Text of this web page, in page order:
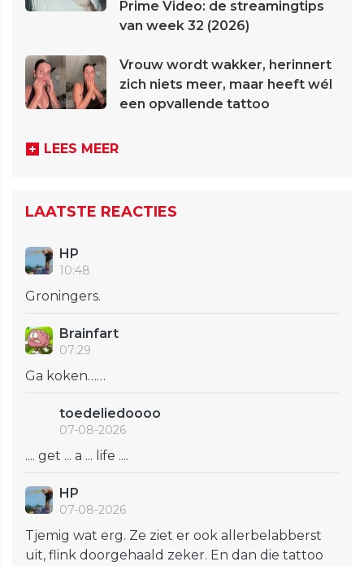
Prime Video: de streamingtips
van week 32 (2026)
Vrouw wordt wakker, herinnert
zich niets meer, maar heeft wél
een opvallende tattoo
LEES MEER
LAATSTE REACTIES
HP
10:48
Groningers.
Brainfart
07:29
Ga koken……
toedeliedoooo
07-08-2026
.... get ... a ... life ....
HP
07-08-2026
Tjemig wat erg. Ze ziet er ook allerbelabberst
uit, flink doorgehaald zeker. En dan die tattoo